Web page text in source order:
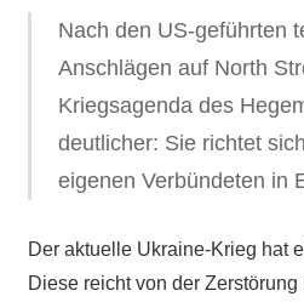
Nach den US-geführten
Anschlägen auf North
Kriegsagenda des
deutlicher: Sie richtet
eigenen Verbündeten in
Der aktuelle Ukraine-Krieg hat
Diese reicht von der